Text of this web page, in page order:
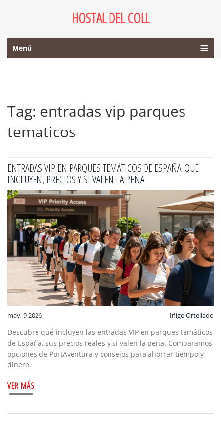
HOSTAL DEL COLL
Menú
Tag: entradas vip parques
tematicos
ENTRADAS VIP EN PARQUES TEMÁTICOS DE ESPAÑA: QUÉ
INCLUYEN, PRECIOS Y SI VALEN LA PENA
may, 9 2026 Iñigo Ortellado
Descubre qué incluyen las entradas VIP en parques temáticos
de España, sus precios reales y si valen la pena. Comparamos
opciones de PortAventura y consejos para ahorrar tiempo y
dinero.
VER MÁS